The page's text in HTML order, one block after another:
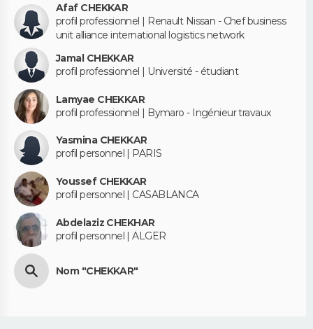
Afaf CHEKKAR
profil professionnel | Renault Nissan - Chef business
unit alliance international logistics network
Jamal CHEKKAR
profil professionnel | Université - étudiant
Lamyae CHEKKAR
profil professionnel | Bymaro - Ingénieur travaux
Yasmina CHEKKAR
profil personnel | PARIS
Youssef CHEKKAR
profil personnel | CASABLANCA
Abdelaziz CHEKHAR
profil personnel | ALGER
Nom "CHEKKAR"